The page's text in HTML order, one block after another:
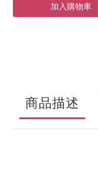
加入購物車
商品描述